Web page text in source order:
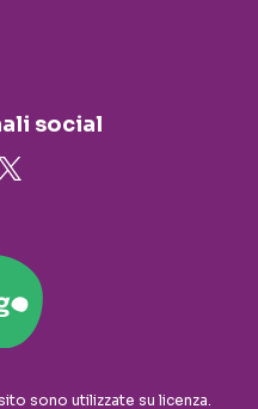
social
sono utilizzate su licenza.